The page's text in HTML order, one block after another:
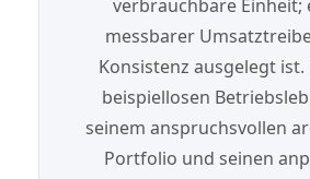
verbrauchbare Einheit;
messbarer
Konsistenz ausgelegt
beispiellosen
seinem anspruchsvollen
Portfolio und seinen